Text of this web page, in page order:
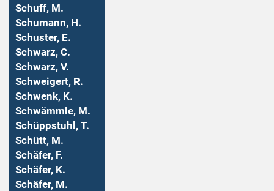
Schuff, M.
Schumann, H.
Schuster, E.
Schwarz, C.
Schwarz, V.
Schweigert, R.
Schwenk, K.
Schwämmle, M.
Schüppstuhl, T.
Schütt, M.
Schäfer, F.
Schäfer, K.
Schäfer, M.